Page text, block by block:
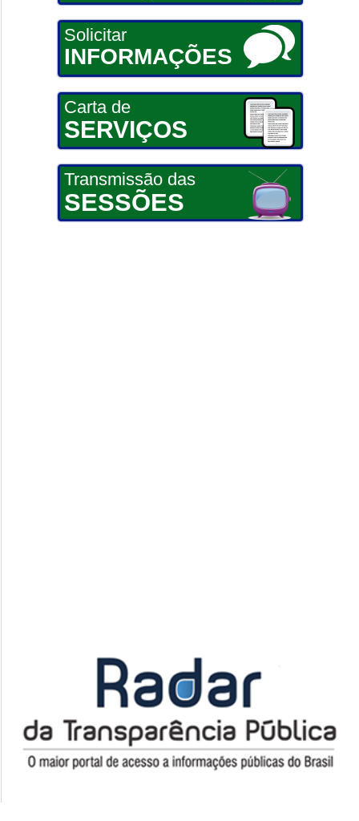
Solicitar
INFORMAÇÕES
Carta de
SERVIÇOS
Transmissão das
SESSÕES